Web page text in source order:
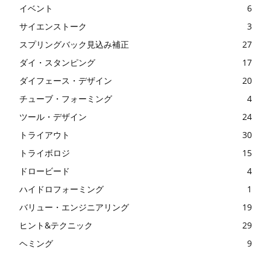
イベント
6
サイエンストーク
3
スプリングバック見込み補正
27
ダイ・スタンピング
17
ダイフェース・デザイン
20
チューブ・フォーミング
4
ツール・デザイン
24
トライアウト
30
トライボロジ
15
ドロービード
4
ハイドロフォーミング
1
バリュー・エンジニアリング
19
ヒント&テクニック
29
ヘミング
9